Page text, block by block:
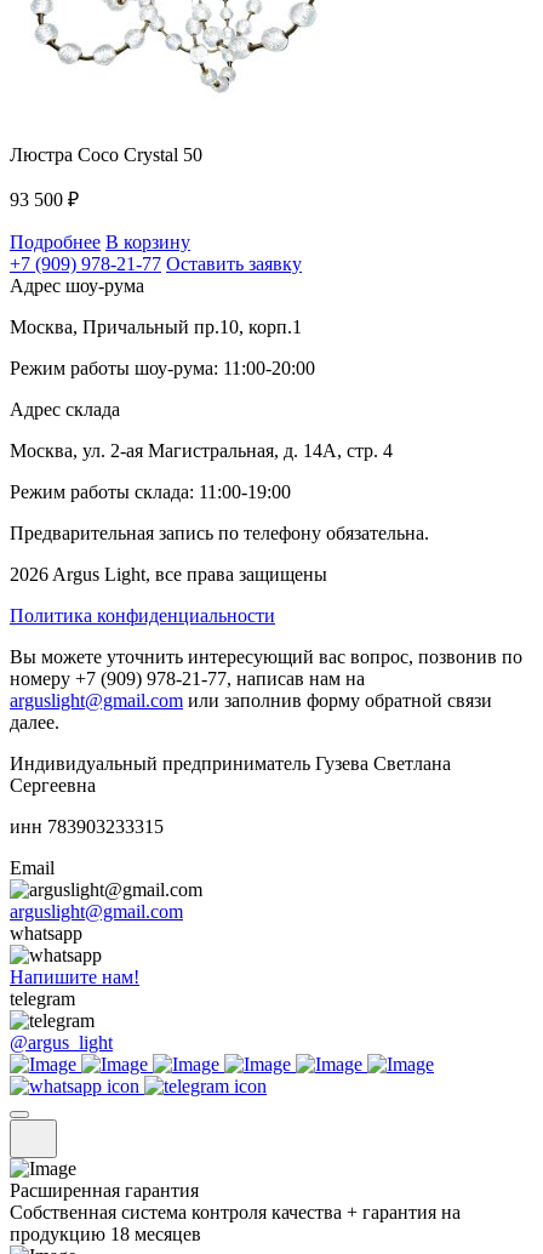
Люстра Coco Crystal 50
93 500 ₽
Подробнее В корзину
+7 (909) 978-21-77 Оставить заявку
Адрес шоу-рума
Москва, Причальный пр.10, корп.1
Режим работы шоу-рума: 11:00-20:00
Адрес склада
Москва, ул. 2-ая Магистральная, д. 14А, стр. 4
Режим работы склада: 11:00-19:00
Предварительная запись по телефону обязательна.
2026 Argus Light, все права защищены
Политика конфиденциальности
Вы можете уточнить интересующий вас вопрос, позвонив по
номеру +7 (909) 978-21-77, написав нам на
arguslight@gmail.com или заполнив форму обратной связи
далее.
Индивидуальный предприниматель Гузева Светлана
Сергеевна
инн 783903233315
Email
arguslight@gmail.com
whatsapp
Напишите нам!
telegram
@argus_light
Расширенная гарантия
Собственная система контроля качества + гарантия на
продукцию 18 месяцев